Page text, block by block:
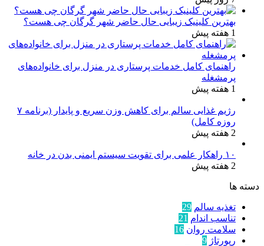
بهترین کلینیک زیبایی حال حاضر شهر گرگان چی هست؟
1 هفته پیش
راهنمای کامل خدمات پرستاری در منزل برای خانواده‌های
پرمشغله
1 هفته پیش
رژیم غذایی سالم برای کاهش وزن سریع و پایدار (برنامه ۷
روزه کامل)
2 هفته پیش
۱۰ راهکار علمی برای تقویت سیستم ایمنی بدن در خانه
2 هفته پیش
دسته ها
تغذیه سالم 29
تناسب اندام 21
سلامت روان 16
رپورتاژ 9